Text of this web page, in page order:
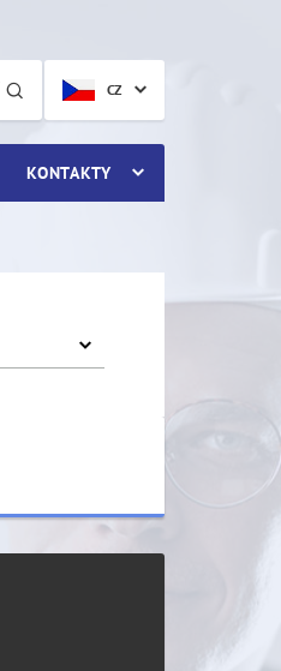
CZ
KONTAKTY